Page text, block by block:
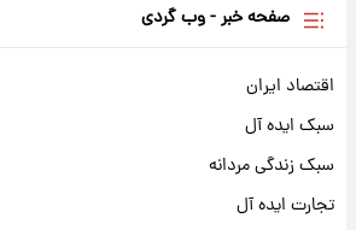
صفحه خبر - وب گردی
اقتصاد ایران
سبک ایده آل
سبک زندگی مردانه
تجارت ایده آل